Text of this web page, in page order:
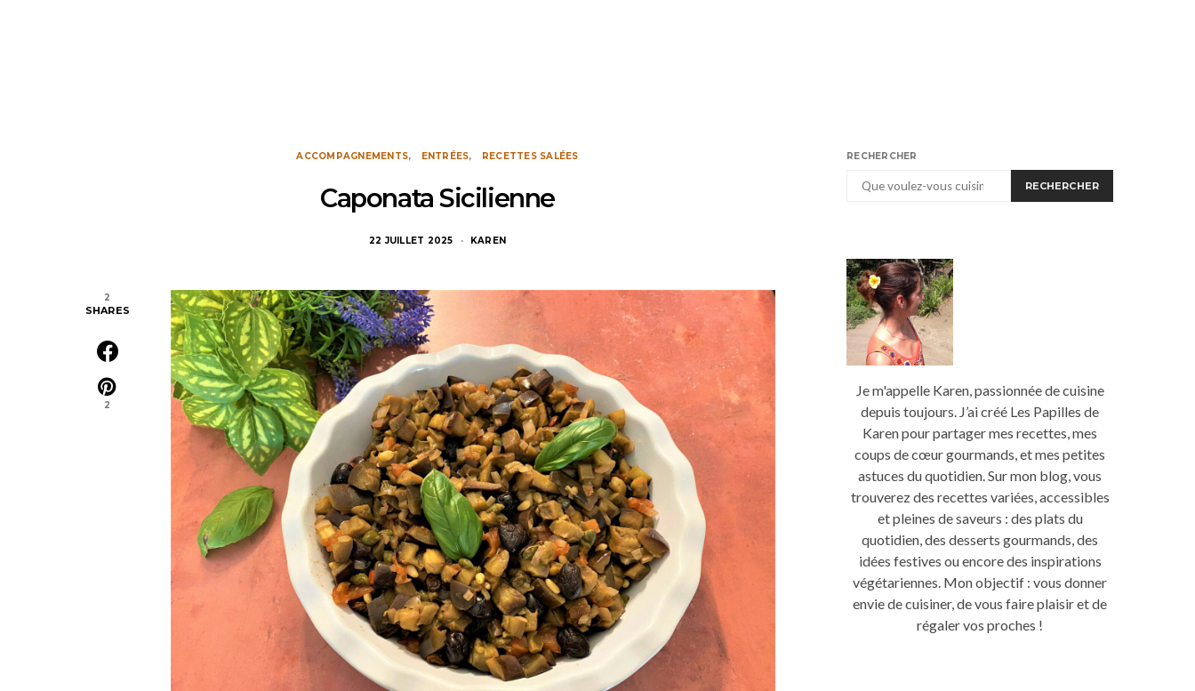
ACCOMPAGNEMENTS ENTRÉES RECETTES SALÉES
Caponata Sicilienne
22 JUILLET 2025 KAREN
2
SHARES
2
RECHERCHER
RECHERCHER
Je m'appelle Karen, passionnée de cuisine
depuis toujours. J’ai créé Les Papilles de
Karen pour partager mes recettes, mes
coups de cœur gourmands, et mes petites
astuces du quotidien. Sur mon blog, vous
trouverez des recettes variées, accessibles
et pleines de saveurs : des plats du
quotidien, des desserts gourmands, des
idées festives ou encore des inspirations
végétariennes. Mon objectif : vous donner
envie de cuisiner, de vous faire plaisir et de
régaler vos proches !